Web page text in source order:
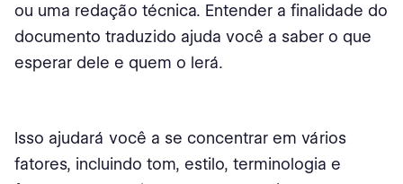
ou uma redação técnica. Entender a finalidade do
documento traduzido ajuda você a saber o que
esperar dele e quem o lerá.
Isso ajudará você a se concentrar em vários
fatores, incluindo tom, estilo, terminologia e